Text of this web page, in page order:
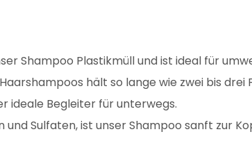
Shampoo Plastikmüll und ist ideal für
hält so lange wie zwei bis drei
ideale Begleiter für unterwegs.
und Sulfaten, ist unser Shampoo sanft zur